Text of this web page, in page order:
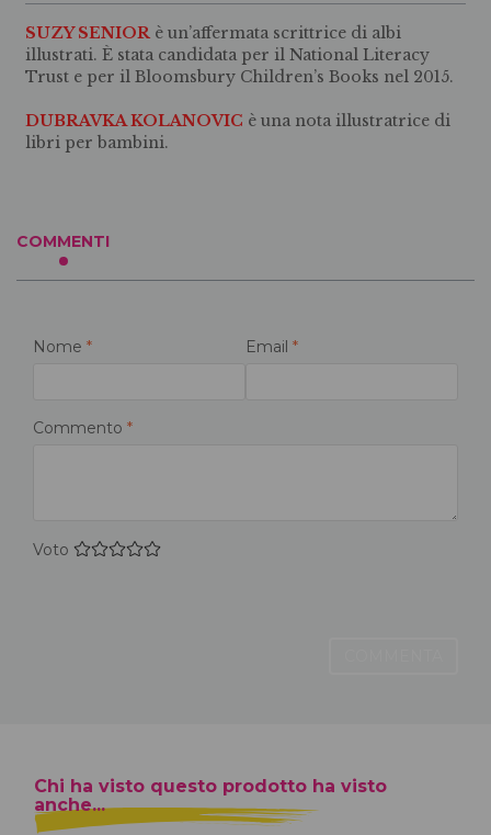
SUZY SENIOR è un’affermata scrittrice di albi
illustrati. È stata candidata per il National Literacy
Trust e per il Bloomsbury Children’s Books nel 2015.
DUBRAVKA KOLANOVIC è una nota illustratrice di
libri per bambini.
COMMENTI
Nome * Email *
Commento *
Voto
Chi ha visto questo prodotto ha visto
anche...